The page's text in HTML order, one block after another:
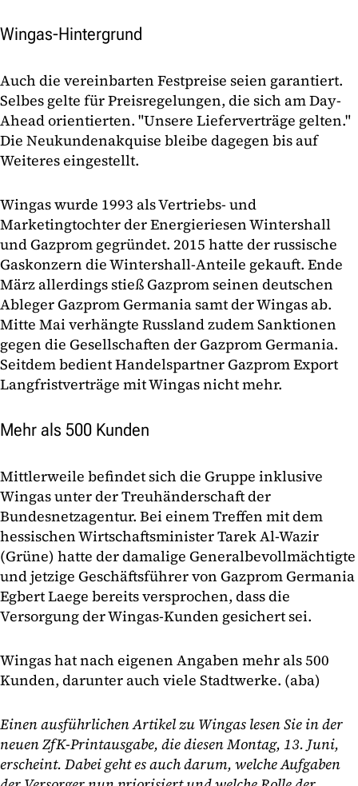
Wingas-Hintergrund
Auch die vereinbarten Festpreise seien garantiert.
Selbes gelte für Preisregelungen, die sich am Day-
Ahead orientierten. "Unsere Lieferverträge gelten."
Die Neukundenakquise bleibe dagegen bis auf
Weiteres eingestellt.
Wingas wurde 1993 als Vertriebs- und
Marketingtochter der Energieriesen Wintershall
und Gazprom gegründet. 2015 hatte der russische
Gaskonzern die Wintershall-Anteile gekauft. Ende
März allerdings stieß Gazprom seinen deutschen
Ableger Gazprom Germania samt der Wingas ab.
Mitte Mai verhängte Russland zudem Sanktionen
gegen die Gesellschaften der Gazprom Germania.
Seitdem bedient Handelspartner Gazprom Export
Langfristverträge mit Wingas nicht mehr.
Mehr als 500 Kunden
Mittlerweile befindet sich die Gruppe inklusive
Wingas unter der Treuhänderschaft der
Bundesnetzagentur. Bei einem Treffen mit dem
hessischen Wirtschaftsminister Tarek Al-Wazir
(Grüne) hatte der damalige Generalbevollmächtigte
und jetzige Geschäftsführer von Gazprom Germania
Egbert Laege bereits versprochen, dass die
Versorgung der Wingas-Kunden gesichert sei.
Wingas hat nach eigenen Angaben mehr als 500
Kunden, darunter auch viele Stadtwerke. (aba)
Einen ausführlichen Artikel zu Wingas lesen Sie in der
neuen ZfK-Printausgabe, die diesen Montag, 13. Juni,
erscheint. Dabei geht es auch darum, welche Aufgaben